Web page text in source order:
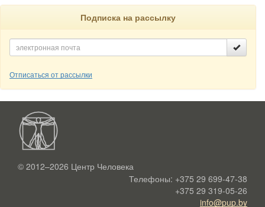
Подписка на рассылку
Отписаться от рассылки
© 2012–2026 Центр Человека
Телефоны: +375 29 699-47-38
+375 29 319-05-26
info@pup.by